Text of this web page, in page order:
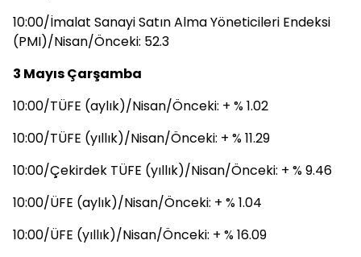
10:00/İmalat Sanayi Satın Alma Yöneticileri Endeksi
(PMI)/Nisan/Önceki: 52.3
3 Mayıs Çarşamba
10:00/TÜFE (aylık)/Nisan/Önceki: + % 1.02
10:00/TÜFE (yıllık)/Nisan/Önceki: + % 11.29
10:00/Çekirdek TÜFE (yıllık)/Nisan/Önceki: + % 9.46
10:00/ÜFE (aylık)/Nisan/Önceki: + % 1.04
10:00/ÜFE (yıllık)/Nisan/Önceki: + % 16.09